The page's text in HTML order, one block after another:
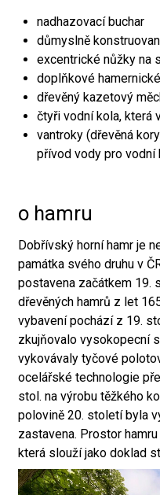
nadhazovací buchar
důmyslně
excentrické nůžky na
doplňkové
dřevěný kazetový
čtyři vodní kola, která
vantroky (dřevěná
přívod vody pro vodní
o hamru
Dobřívský horní hamr je
památka svého druhu v
postavena začátkem 19.
dřevěných hamrů z let
vybavení pochází z 19.
zkujňovalo vysokopecní
vykovávaly tyčové
ocelářské technologie
stol. na výrobu těžkého
polovině 20. století byla
zastavena. Prostor
která slouží jako doklad